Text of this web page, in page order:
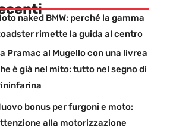
naked BMW: perché la gamma
rimette la guida al centro
Pramac al Mugello con una livrea
è già nel mito: tutto nel segno di
bonus per furgoni e moto:
alla motorizzazione